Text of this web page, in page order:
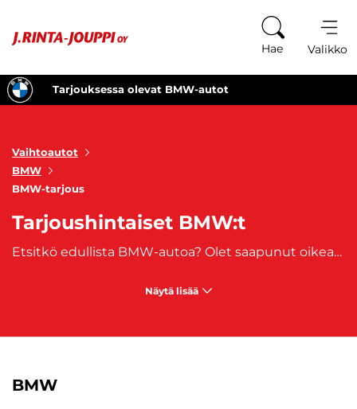
Hae Valikko
Tarjouksessa olevat BMW-autot
Vaihtoautot
BMW
BMW-tarjous
Tarjoushintaiset BMW:t
Etsitkö edullista BMW-autoa? Olet saapunut oikeaan paikkaan, sillä täältä niitä löytyy. Tutustu tarjoushintaisiin BMW-malleihin ja tee unelmiesi autolöytö. Olipa sinulla mielessäsi urheilullinen coupé, tilava farmari tai kompakti kaupunkiauto, löydät varmasti sopivan vaihtoehdon tarjouksessa olevien BMW-autojen joukosta. Älä missaa tätä tilaisuutta, vaan hanki laadukas BMW-auto edulliseen hintaan, ennen kuin muut ehtivät. Suosituimpia BMW-malleja ovat
Näytä lisää
BMW